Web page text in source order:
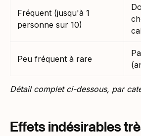
Fréquent (jusqu'à 1
personne sur 10)
Peu fréquent à rare
Détail complet ci-dessous, par
Effets indésirables